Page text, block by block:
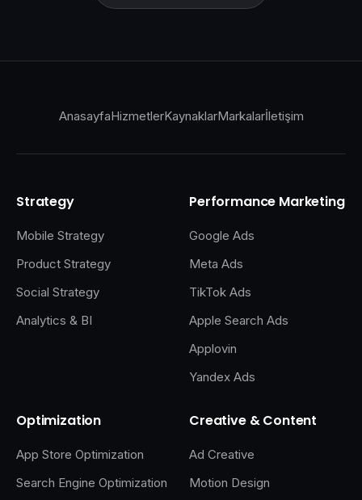
AnasayfaHizmetlerKaynaklarMarkalarİletişim
Strategy
Mobile Strategy
Product Strategy
Social Strategy
Analytics & BI
Performance Marketing
Google Ads
Meta Ads
TikTok Ads
Apple Search Ads
Applovin
Yandex Ads
Optimization
App Store Optimization
Search Engine Optimization
Creative & Content
Ad Creative
Motion Design